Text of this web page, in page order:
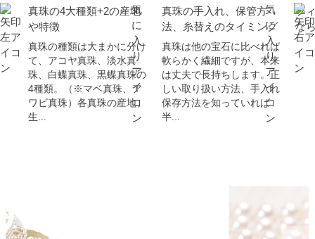
真珠の4大種類+2の産地
や特徴
真珠の種類は大まかに分け
て、アコヤ真珠、淡水真
珠、白蝶真珠、黒蝶真珠の
4種類。（※マベ真珠、ア
ワビ真珠）各真珠の産地、
生...
真珠の手入れ、保管方
法、糸替えのタイミング
真珠は他の宝石に比べれば
軟らかく繊細ですが、本来
は丈夫で長持ちします。正
しい取り扱い方法、手入れ
保存方法を知っていれば
半...
フ
な